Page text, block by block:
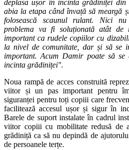
deplasa ușor în incinta grădiniței din
abia la etapa când învață să meargă
folosească scaunul rulant. Nici
problema va fi soluționată atât de
important ca rudele copiilor cu
la nivel de comunitate, dar și să se
important. Acum Damir poate să se
incinta grădiniței".
Noua rampă de acces construită
viitor și un pas important pentru
siguranței pentru toți copiii care
facilitează accesul ușor și sigur în
Barele de suport instalate în cadrul
viitor copiii cu mobilitate redusă de
grădiniță ca să nu depindă de
de persoanele terțe.